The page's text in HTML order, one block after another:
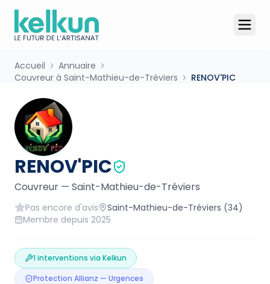
Accueil
Annuaire
Couvreur à Saint-Mathieu-de-Tréviers
RENOV'PIC
RENOV'PIC
Couvreur — Saint-Mathieu-de-Tréviers
Pas encore d'avis Saint-Mathieu-de-Tréviers (34)
Membre depuis 2025
1interventions via Kelkun
Protection Allianz — Urgences